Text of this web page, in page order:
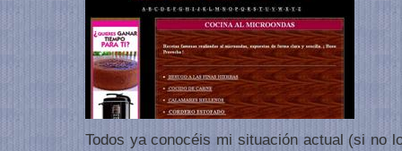
Todos ya conocéis mi situación actual (si no